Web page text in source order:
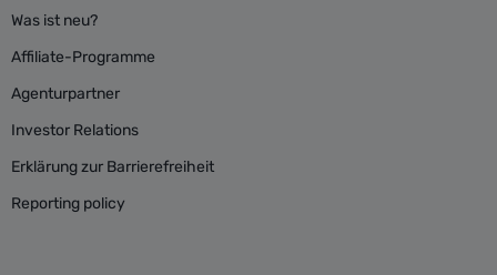
Was ist neu?
Affiliate-Programme
Agenturpartner
Investor Relations
Erklärung zur Barrierefreiheit
Reporting policy